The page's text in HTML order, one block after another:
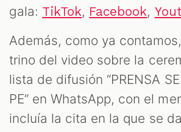
gala: TikTok, Facebook,
Además, como ya
trino del video sobre la
lista de difusión “PRENSA
PE” en WhatsApp, con el
incluía la cita en la que se